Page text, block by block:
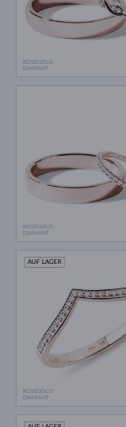
ROSÉGOLD
DIAMANT
ROSÉGOLD
DIAMANT
ROSÉGOLD
DIAMANT
AUF LAGER